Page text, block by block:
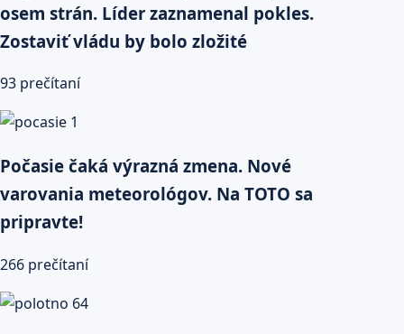
osem strán. Líder zaznamenal pokles.
Zostaviť vládu by bolo zložité
93 prečítaní
Počasie čaká výrazná zmena. Nové
varovania meteorológov. Na TOTO sa
pripravte!
266 prečítaní